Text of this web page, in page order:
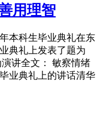
用理智
本科生毕业典礼在东
典礼上发表了题为
讲全文： 敏察情绪
业典礼上的讲话清华